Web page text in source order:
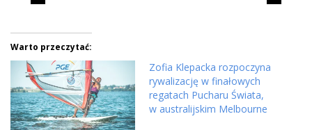
Warto przeczytać:
Zofia Klepacka rozpoczyna
rywalizację w finałowych
regatach Pucharu Świata,
w australijskim Melbourne